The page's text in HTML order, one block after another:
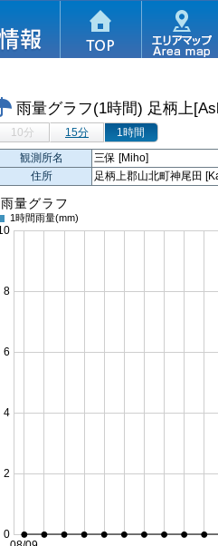
雨量グラフ(1時間) 足柄上
10分 15分
1時間
観測所名
三保 [Miho]
住所
足柄上郡山北町神尾田
雨量グラフ
1時間雨量(mm)